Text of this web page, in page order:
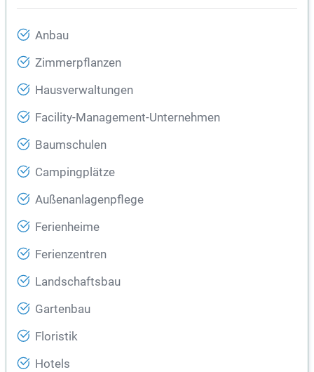
Anbau
Zimmerpflanzen
Hausverwaltungen
Facility-Management-Unternehmen
Baumschulen
Campingplätze
Außenanlagenpflege
Ferienheime
Ferienzentren
Landschaftsbau
Gartenbau
Floristik
Hotels